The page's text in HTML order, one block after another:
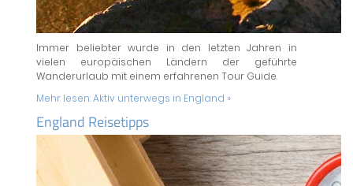
Immer beliebter wurde in den letzten Jahren in
vielen europäischen Ländern der geführte
Wanderurlaub mit einem erfahrenen Tour Guide.
Mehr lesen:Aktiv unterwegs in England »
England Reisetipps